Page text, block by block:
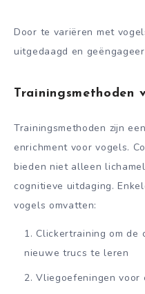
Door te variëren met
uitgedaagd en
Trainingsmethoden
Trainingsmethoden zijn
enrichment voor vogels.
bieden niet alleen
cognitieve uitdaging.
vogels omvatten:
Clickertraining om de
nieuwe trucs te leren
Vliegoefeningen voor